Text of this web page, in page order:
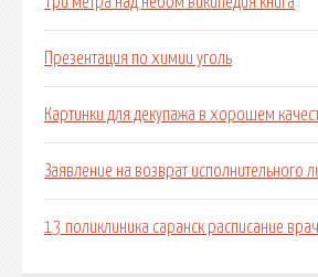
Презентация по химии уголь
Картинки для декупажа в хорошем
Заявление на возврат исполнительного
13 поликлиника саранск расписание